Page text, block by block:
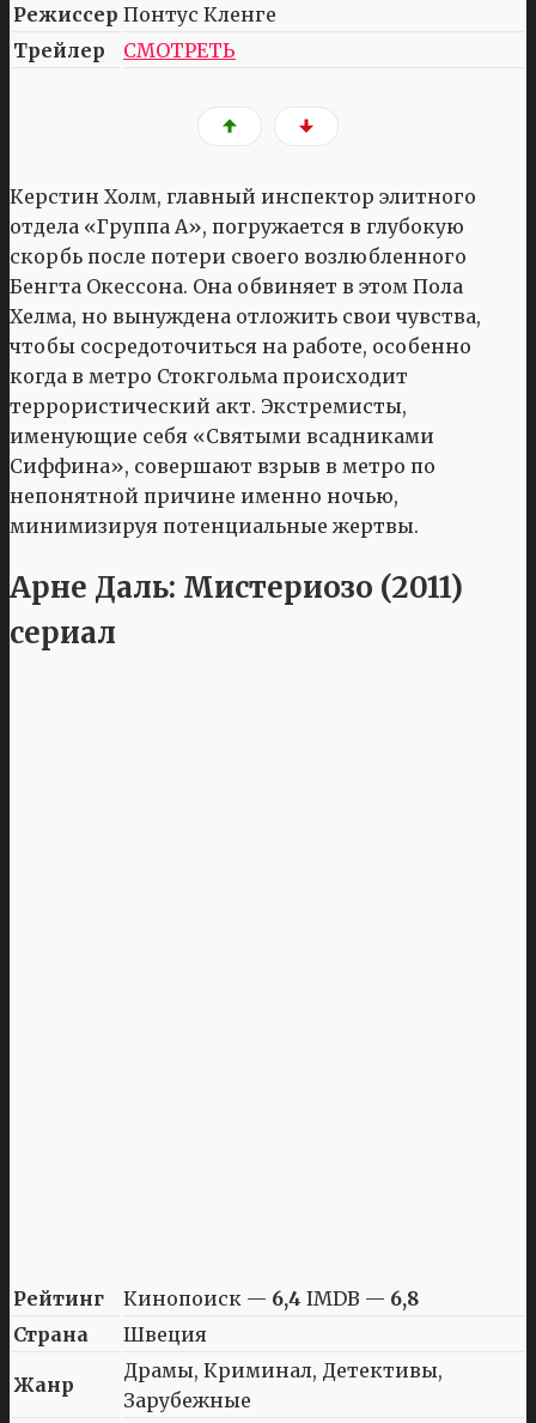
Режиссер Понтус Кленге
Трейлер
СМОТРЕТЬ
Керстин Холм, главный инспектор элитного
отдела «Группа А», погружается в глубокую
скорбь после потери своего возлюбленного
Бенгта Окессона. Она обвиняет в этом Пола
Хелма, но вынуждена отложить свои чувства,
чтобы сосредоточиться на работе, особенно
когда в метро Стокгольма происходит
террористический акт. Экстремисты,
именующие себя «Святыми всадниками
Сиффина», совершают взрыв в метро по
непонятной причине именно ночью,
минимизируя потенциальные жертвы.
Арне Даль: Мистериозо (2011)
сериал
Рейтинг Кинопоиск — 6,4 IMDB — 6,8
Страна
Швеция
Жанр
Драмы, Криминал, Детективы,
Зарубежные